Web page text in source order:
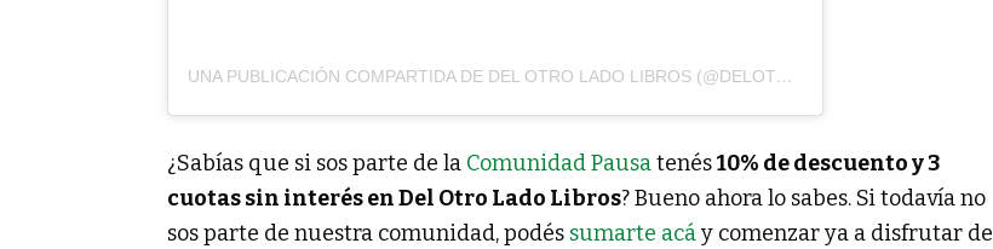
UNA PUBLICACIÓN COMPARTIDA DE DEL OTRO LADO LIBROS (@DELOTROLADOLIBROS)
¿Sabías que si sos parte de la Comunidad Pausatenés10% de descuento y 3
cuotas sin interés en Del Otro Lado Libros? Bueno ahora lo sabes. Si todavía no
sos parte de nuestra comunidad, podés sumarte acáy comenzar ya a disfrutar de